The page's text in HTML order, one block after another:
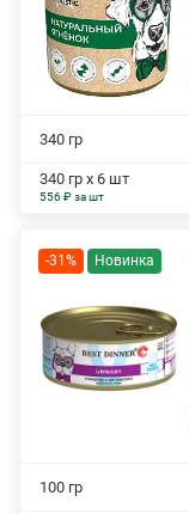
340 гр
340 гр х 6 шт
556 ₽ за шт
-31%
100 гр